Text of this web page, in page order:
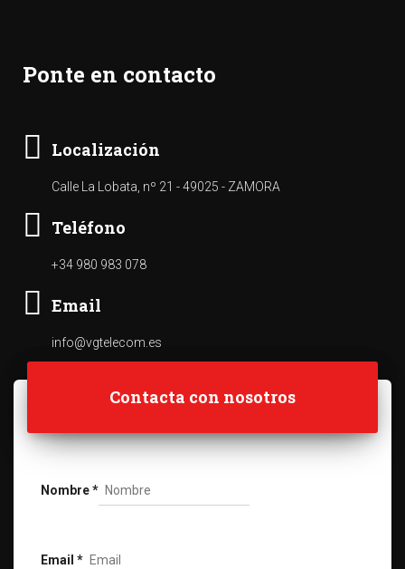
Ponte en contacto
Localización
Calle La Lobata, nº 21 - 49025 - ZAMORA
Teléfono
+34 980 983 078
Email
info@vgtelecom.es
Contacta con nosotros
Nombre*
Email *